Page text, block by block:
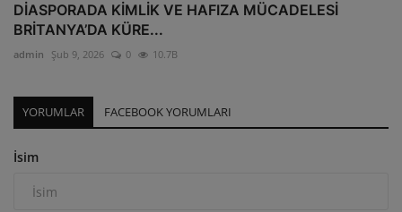
DİASPORADA KİMLİK VE HAFIZA MÜCADELESİ
BRİTANYA’DA KÜRE...
admin Şub 9, 2026 0 10.7B
YORUMLAR FACEBOOK YORUMLARI
İsim